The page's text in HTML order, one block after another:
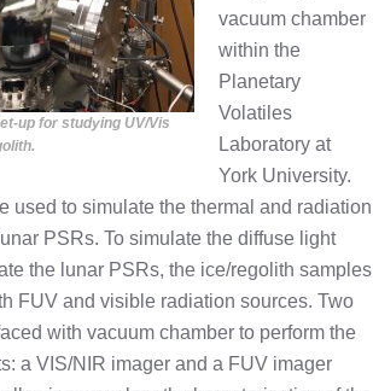
up for studying UV/Vis
vacuum chamber
within the
Planetary
Volatiles
Laboratory at
York University.
used to simulate the thermal and radiation
PSRs. To simulate the diffuse light
the lunar PSRs, the ice/regolith samples
FUV and visible radiation sources. Two
with vacuum chamber to perform the
a VIS/NIR imager and a FUV imager